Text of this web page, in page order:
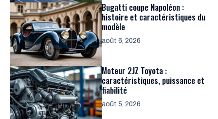
Bugatti coupe Napoléon :
histoire et caractéristiques du
modèle
août 6, 2026
Moteur 2JZ Toyota :
caractéristiques, puissance et
fiabilité
août 5, 2026